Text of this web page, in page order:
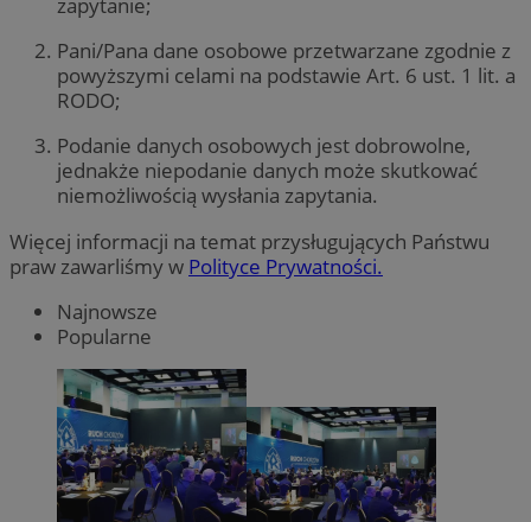
zapytanie;
Pani/Pana dane osobowe przetwarzane zgodnie z
powyższymi celami na podstawie Art. 6 ust. 1 lit. a
RODO;
Podanie danych osobowych jest dobrowolne,
jednakże niepodanie danych może skutkować
niemożliwością wysłania zapytania.
Więcej informacji na temat przysługujących Państwu
praw zawarliśmy w Polityce Prywatności.
Najnowsze
Popularne